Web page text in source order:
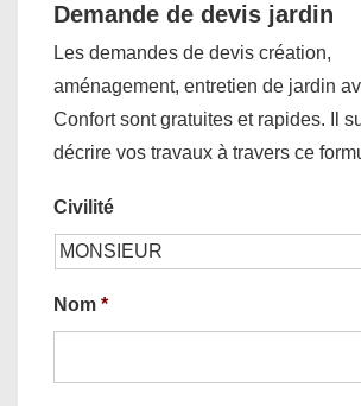
Demande de devis jardin
Les demandes de devis création,
aménagement, entretien de jardin
Confort sont gratuites et rapides. Il
décrire vos travaux à travers ce
Civilité
Nom *